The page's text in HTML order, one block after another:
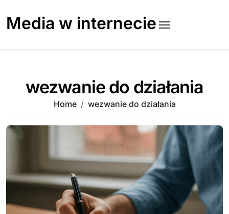
content
Media w internecie
wezwanie do działania
Home wezwanie do działania